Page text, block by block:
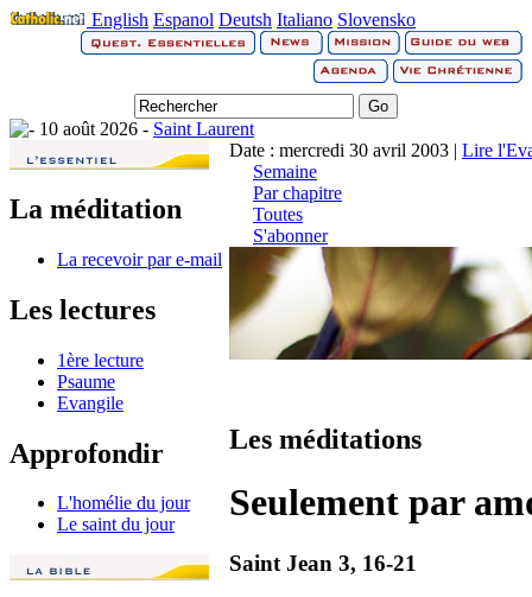
English Espanol Deutsh Italiano Slovensko
10 août 2026 - Saint Laurent
La méditation
La recevoir par e-mail
Les lectures
1ère lecture
Psaume
Evangile
Approfondir
L'homélie du jour
Le saint du jour
Date : mercredi 30 avril 2003 | Lire
Semaine
Par chapitre
Toutes
S'abonner
Les méditations
Seulement par
Saint Jean 3, 16-21